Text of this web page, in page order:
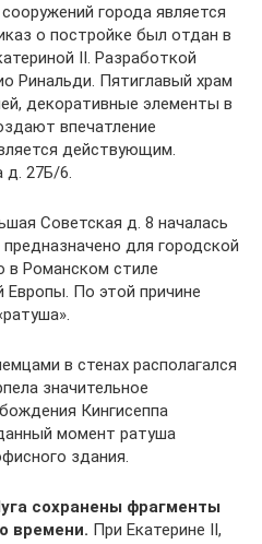
города является
о постройке был отдан в
II. Разработкой
Ринальди. Пятиглавый храм
декоративные элементы в
впечатление
действующим.
д. 27Б/6.
Советская д. 8 началась
для городской
в Романском стиле
Европы. По этой причине
в стенах располагался
значительное
Кингисеппа
момент ратуша
здания.
сохранены фрагменты
времени. При Екатерине II,